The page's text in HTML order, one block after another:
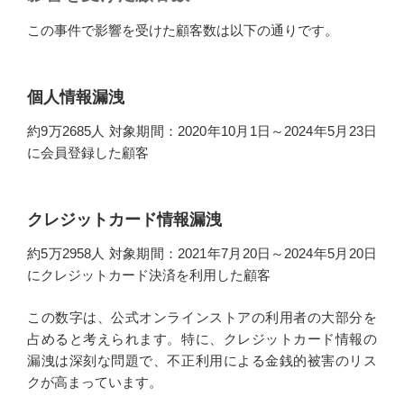
この事件で影響を受けた顧客数は以下の通りです。
個人情報漏洩
約9万2685人 対象期間：2020年10月1日～2024年5月23日
に会員登録した顧客
クレジットカード情報漏洩
約5万2958人 対象期間：2021年7月20日～2024年5月20日
にクレジットカード決済を利用した顧客
この数字は、公式オンラインストアの利用者の大部分を
占めると考えられます。特に、クレジットカード情報の
漏洩は深刻な問題で、不正利用による金銭的被害のリス
クが高まっています。